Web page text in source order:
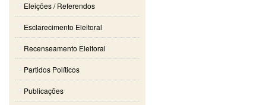
Eleições / Referendos
Esclarecimento Eleitoral
Recenseamento Eleitoral
Partidos Políticos
Publicações